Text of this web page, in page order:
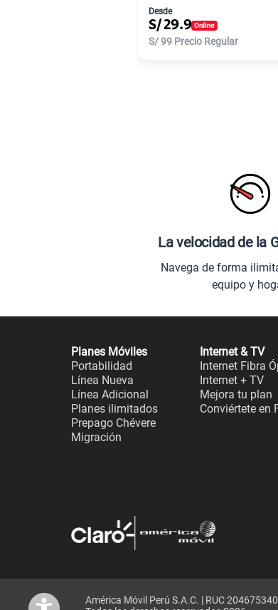
Desde
S/ 29.9
S/99 Precio Regular
La velocidad de la
Navega de forma
equipo y
Planes Móviles
Portabilidad
Línea Nueva
Línea Adicional
Planes ilimitados
Prepago Chévere
Migración
Internet & TV
Internet Fibra
Internet + TV
Mejora tu plan
Conviértete en
América Móvil Perú S.A.C. | RUC